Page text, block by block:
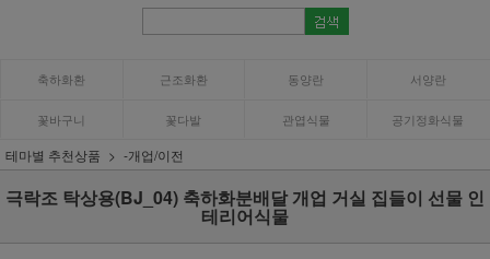
축하화환 근조화환 동양란 서양란
꽃바구니 꽃다발 관엽식물 공기정화식물
테마별 추천상품 -개업/이전
극락조 탁상용(BJ_04) 축하화분배달 개업 거실 집들이 선물 인
테리어식물